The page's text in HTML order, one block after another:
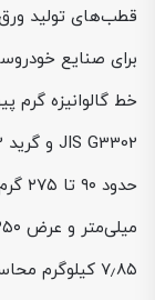
قطب‌های تولید
برای صنایع
خط گالوانیزه گرم
۷٫۸۵ کیلوگرم